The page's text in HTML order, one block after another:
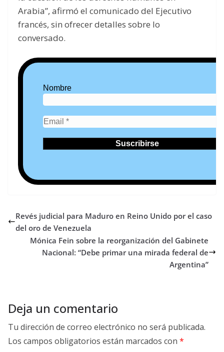
Arabia”, afirmó el comunicado del Ejecutivo
francés, sin ofrecer detalles sobre lo
conversado.
Nombre
Revés judicial para Maduro en Reino Unido por el caso
del oro de Venezuela
Mónica Fein sobre la reorganización del Gabinete
Nacional: “Debe primar una mirada federal de
Argentina”
Deja un comentario
Tu dirección de correo electrónico no será publicada.
Los campos obligatorios están marcados con *